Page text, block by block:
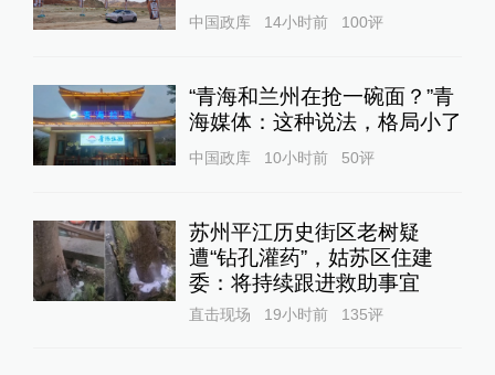
中国政库 14小时前 100评
“青海和兰州在抢一碗面？”青
海媒体：这种说法，格局小了
中国政库 10小时前 50评
苏州平江历史街区老树疑
遭“钻孔灌药”，姑苏区住建
委：将持续跟进救助事宜
直击现场 19小时前 135评